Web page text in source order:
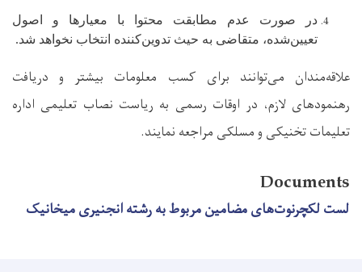
در صورت عدم مطابقت محتوا با معیارها و اصول
تعیین‌شده، متقاضی به حیث تدوین‌کننده انتخاب نخواهد شد.
علاقه‌مندان می‌توانند برای کسب معلومات بیشتر و دریافت
رهنمودهای لازم، در اوقات رسمی به ریاست نصاب تعلیمی اداره
تعلیمات تخنیکی و مسلکی مراجعه نمایند.
Documents
لست لکچرنوت‌های مضامین مربوط به رشته انجنیری میخانیک